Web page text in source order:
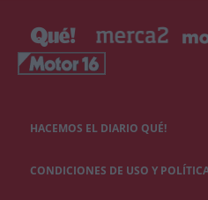
HACEMOS EL DIARIO QUÉ!
CONDICIONES DE USO Y